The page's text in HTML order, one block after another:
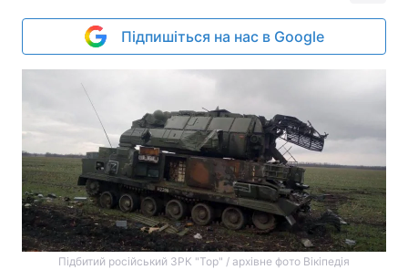
Підпишіться на нас в Google
Підбитий російський ЗРК "Тор" / архівне фото Вікіпедія